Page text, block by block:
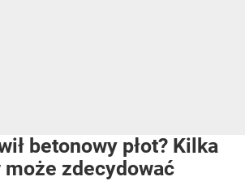
betonowy płot? Kilka
zdecydować